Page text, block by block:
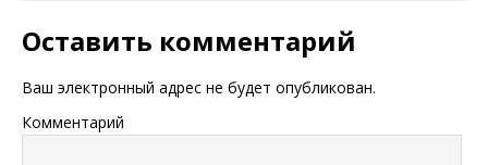
Оставить комментарий
Ваш электронный адрес не будет опубликован.
Комментарий